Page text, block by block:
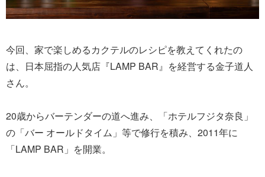
今回、家で楽しめるカクテルのレシピを教えてくれたの
は、日本屈指の人気店『LAMP BAR』を経営する金子道人
さん。
20歳からバーテンダーの道へ進み、「ホテルフジタ奈良」
の「バー オールドタイム」等で修行を積み、2011年に
「LAMP BAR」を開業。